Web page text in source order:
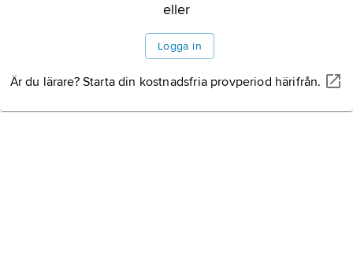
eller
Logga in
Är du lärare? Starta din kostnadsfria provperiod härifrån.